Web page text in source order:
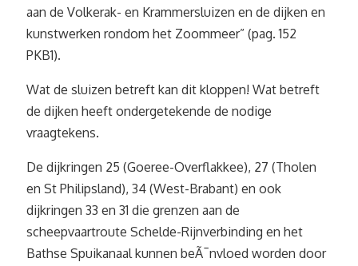
aan de Volkerak- en Krammersluizen en de dijken en
kunstwerken rondom het Zoommeer” (pag. 152
PKB1).
Wat de sluizen betreft kan dit kloppen! Wat betreft
de dijken heeft ondergetekende de nodige
vraagtekens.
De dijkringen 25 (Goeree-Overflakkee), 27 (Tholen
en St Philipsland), 34 (West-Brabant) en ook
dijkringen 33 en 31 die grenzen aan de
scheepvaartroute Schelde-Rijnverbinding en het
Bathse Spuikanaal kunnen beÃ¯nvloed worden door